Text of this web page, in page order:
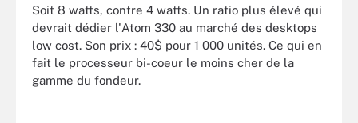
Soit 8 watts, contre 4 watts. Un ratio plus élevé qui
devrait dédier l'Atom 330 au marché des desktops
low cost. Son prix : 40$ pour 1 000 unités. Ce qui en
fait le processeur bi-coeur le moins cher de la
gamme du fondeur.